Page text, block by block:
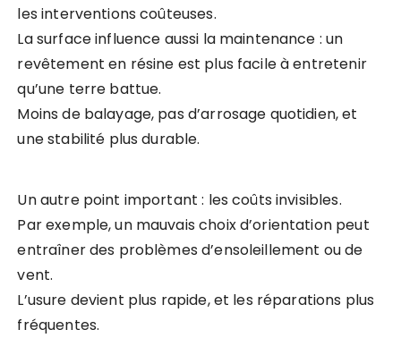
les interventions coûteuses.
La surface influence aussi la maintenance : un
revêtement en résine est plus facile à entretenir
qu’une terre battue.
Moins de balayage, pas d’arrosage quotidien, et
une stabilité plus durable.
Un autre point important : les coûts invisibles.
Par exemple, un mauvais choix d’orientation peut
entraîner des problèmes d’ensoleillement ou de
vent.
L’usure devient plus rapide, et les réparations plus
fréquentes.